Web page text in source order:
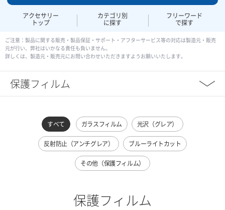
アクセサリー
トップ
カテゴリ別
に探す
フリーワード
で探す
ご注意：製品に関する販売・製品保証・サポート・アフターサービス等の対応は製造元・販売
元が行い、弊社はいかなる責任も負いません。
詳しくは、製造元・販売元にお問い合わせいただきますようお願いいたします。
保護フィルム
すべて ガラスフィルム 光沢（グレア）
反射防止（アンチグレア） ブルーライトカット
その他（保護フィルム）
保護フィルム